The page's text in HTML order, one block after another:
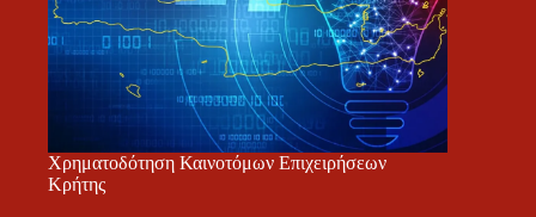
Χρηματοδότηση Καινοτόμων Επιχειρήσεων
Κρήτης